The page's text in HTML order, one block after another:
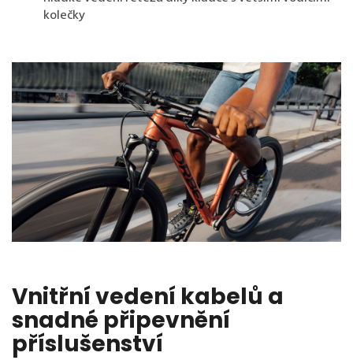
kolečky
Vnitřní vedení kabelů a
snadné připevnění
příslušenství